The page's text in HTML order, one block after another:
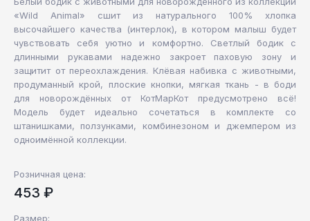
«Wild Animal» сшит из натурального 100% хлопка
высочайшего качества (интерлок), в котором малыш будет
чувствовать себя уютно и комфортно. Светлый бодик с
длинными рукавами надежно закроет паховую зону и
защитит от переохлаждения. Клёвая набивка с животными,
продуманный крой, плоские кнопки, мягкая ткань - в боди
для новорождённых от КотМарКот предусмотрено всё!
Модель будет идеально сочетаться в комплекте со
штанишками, ползунками, комбинезоном и джемпером из
одноимённой коллекции.
Розничная цена:
453 ₽
Размер: